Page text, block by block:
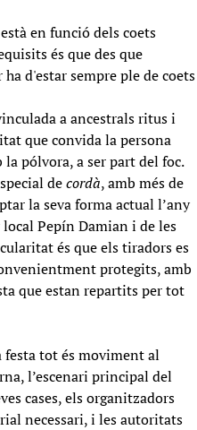
està en funció dels coets
és que des que
d'estar sempre ple de coets
a ancestrals ritus i
que convida la persona
pólvora, a ser part del foc.
decordà, amb més de
la seva forma actual l’any
Pepín Damian i de les
és que els tiradors es
protegits, amb
que estan repartits per tot
festa tot és moviment al
l’escenari principal del
cases, els organitzadors
necessari, i les autoritats